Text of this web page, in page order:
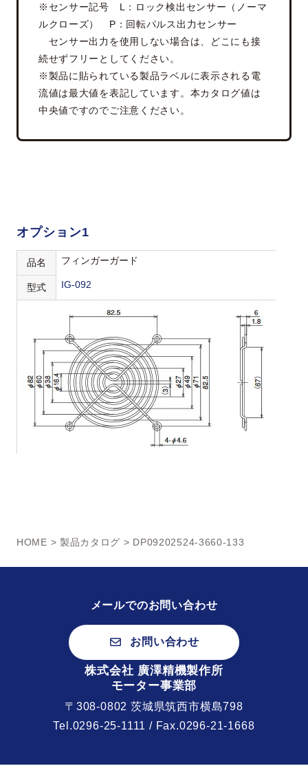
※センサー記号 L：ロック検出センサー（ノーマ
ルクローズ） P：回転パルス出力センサー
センサー出力を使用しない場合は、どこにも接
続せずフリーとしてください。
※製品に貼られている製品ラベルに表示される電
流値は最大値を表記しています。本カタログ値は
中央値ですのでご注意ください。
オプション1
品名 フィンガーガード
型式 IG-092
HOME > 製品カタログ > DP09202524-3660-133
メールでのお問い合わせ
お問い合わせ
株式会社 廣澤精機製作所
モーター事業部
〒308-0802 茨城県筑西市横島798
Tel.0296-25-1111 / Fax.0296-21-1668